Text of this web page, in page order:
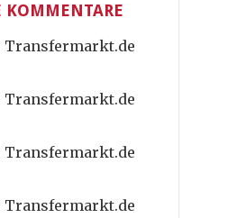
KOMMENTARE
Transfermarkt.de
Transfermarkt.de
Transfermarkt.de
Transfermarkt.de